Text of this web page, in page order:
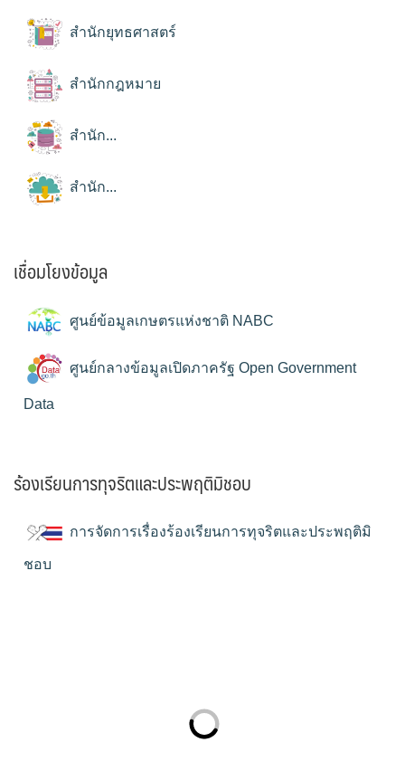
สำนักยุทธศาสตร์
สำนักกฎหมาย
สำนัก...
สำนัก...
เชื่อมโยงข้อมูล
ศูนย์ข้อมูลเกษตรแห่งชาติ NABC
ศูนย์กลางข้อมูลเปิดภาครัฐ Open Government
Data
ร้องเรียนการทุจริตและประพฤติมิชอบ
การจัดการเรื่องร้องเรียนการทุจริตและประพฤติมิ
ชอบ